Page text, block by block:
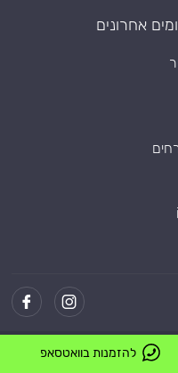
אחרונים
Powered
להזמנות בוואטסאפ